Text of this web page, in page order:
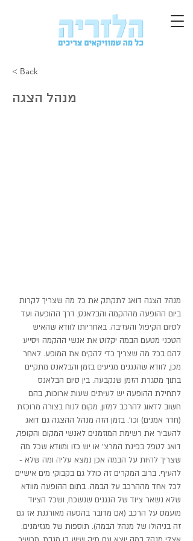
< Back
מנהל הצגה
מנהל הצגה דואג לתקתק את כל מה שצריך לקרות
ביום ההופעה מההקמה והבלאנס, דרך ההופעה ועד
לסיום הקיפול והעזיבה. באחריותו לוודא שהאיש
הטכני מטעם הבמה יקלוט את אנשי ההקמה ויסייע
להם בכל מה שצריך כדי להקים את המופע. לאחר
מכן, לוודא שהנגנים מגיעים בזמן והבלאנס מתקיים
בתוך מסגרת הזמן שנקבעה. בין סיום הבלאנס
לתחילת ההופעה יש לעיתים שעות ארוכות, בהם
חשוב לדאוג להרכב למזון, מקום לנוח בצורה מרוכזת
(חדר אמנים) וכו'. בזמן הזה מנהל ההצגה גם דואג
להעביר את רשימת המוזמנים לאנשי המקום והקופה,
דואג לטפל בפינת המרצ' או יש כזו ומוודא שכל מה
שצריך להיות על הבמה אכן נמצא עליה ומה שלא -
להעיף. ברוב המקרים זה כולל גם בקבוקי מים אישיים
לכל אחד מההרכב על הבמה. בתום ההופעה מוודא
שלא נשאר ציוד של הנגנים שנשכח, ושכל הציוד
מועמס על הרכב (אם מדובר בהסעה מאורגנת אז גם
זה בניהולו של מנהל הבמה). תוספות של מגזימנים: